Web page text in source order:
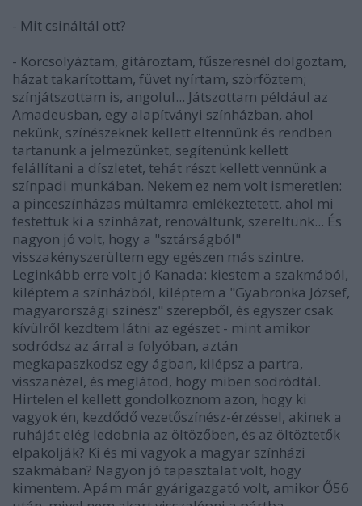
- Mit csináltál ott?
- Korcsolyáztam, gitároztam, fűszeresnél dolgoztam,
házat takarítottam, füvet nyírtam, szörföztem;
színjátszottam is, angolul... Játszottam például az
Amadeusban, egy alapítványi színházban, ahol
nekünk, színészeknek kellett eltennünk és rendben
tartanunk a jelmezünket, segítenünk kellett
felállítani a díszletet, tehát részt kellett vennünk a
színpadi munkában. Nekem ez nem volt ismeretlen:
a pinceszínházas múltamra emlékeztetett, ahol mi
festettük ki a színházat, renováltunk, szereltünk... És
nagyon jó volt, hogy a "sztárságból"
visszakényszerültem egy egészen más szintre.
Leginkább erre volt jó Kanada: kiestem a szakmából,
kiléptem a színházból, kiléptem a "Gyabronka József,
magyarországi színész" szerepből, és egyszer csak
kívülről kezdtem látni az egészet - mint amikor
sodródsz az árral a folyóban, aztán
megkapaszkodsz egy ágban, kilépsz a partra,
visszanézel, és meglátod, hogy miben sodródtál.
Hirtelen el kellett gondolkoznom azon, hogy ki
vagyok én, kezdődő vezetőszínész-érzéssel, akinek a
ruháját elég ledobnia az öltözőben, és az öltöztetők
elpakolják? Ki és mi vagyok a magyar színházi
szakmában? Nagyon jó tapasztalat volt, hogy
kimentem. Apám már gyárigazgató volt, amikor Ő56